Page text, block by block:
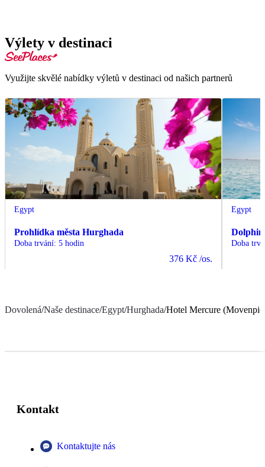
Výlety v destinaci
Využijte skvělé nabídky výletů v destinaci od našich partnerů
Egypt
Prohlídka města Hurghada
Doba trvání: 5 hodin
376 Kč /os.
Egypt
Dolphin
Doba
Dovolená/Naše destinace/Egypt/Hurghada/Hotel Mercure
Kontakt
Kontaktujte nás